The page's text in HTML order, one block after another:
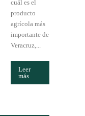
cuál es el
producto
agrícola más
importante de
Veracruz,...
Leer
más